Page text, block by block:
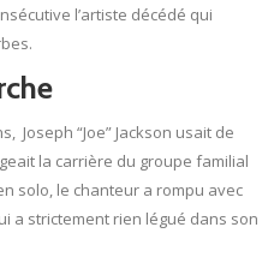
l’artiste décédé qui
Joseph “Joe” Jackson usait de
la carrière du groupe familial
solo, le chanteur a rompu avec
a strictement rien légué dans son